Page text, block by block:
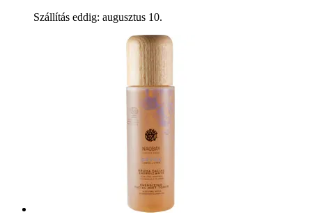
Szállítás eddig: augusztus 10.